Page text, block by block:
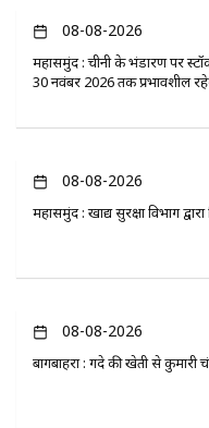
08-08-2026
महासमुंद : चीनी के भंडारण पर
30 नवंबर 2026 तक प्रभावशील
08-08-2026
महासमुंद : खाद्य सुरक्षा विभाग
08-08-2026
बागबाहरा : गेंदे की खेती से कुमारी